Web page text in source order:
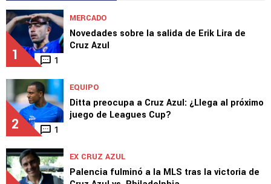
1 1
MERCADO
Novedades sobre la salida de Erik Lira de
Cruz Azul
2 1
EQUIPO
Ditta preocupa a Cruz Azul: ¿Llega al próximo
juego de Leagues Cup?
EX CRUZ AZUL
Palencia fulminó a la MLS tras la victoria de